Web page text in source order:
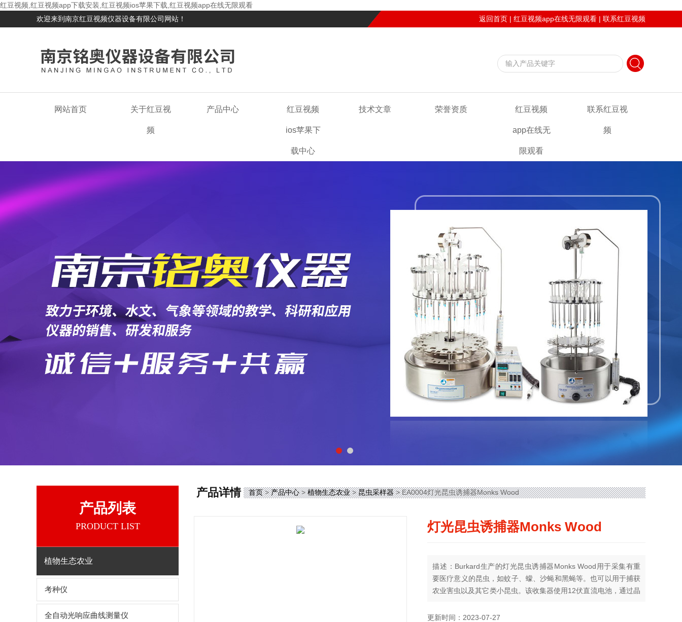
红豆视频,红豆视频app下载安装,红豆视频ios苹果下载,红豆视频app在线无限观看
欢迎来到南京红豆视频仪器设备有限公司网站！
返回首页 | 红豆视频app在线无限观看 | 联系红豆视频
网站首页 关于红豆视
频
产品中心 红豆视频
ios苹果下
载中心
技术文章 荣誉资质 红豆视频
app在线无
限观看
联系红豆视
频
产品列表
PRODUCT LIST
植物生态农业
考种仪
全自动光响应曲线测量仪
产品详情 首页>产品中心>植物生态农业>昆虫采样器> EA0004灯光昆虫诱捕器Monks Wood
灯光昆虫诱捕器Monks Wood
描述：Burkard生产的灯光昆虫诱捕器Monks Wood用于采集有重
要医疗意义的昆虫，如蚊子、蠓、沙蝇和黑蝇等。也可以用于捕获
农业害虫以及其它类小昆虫。该收集器使用12伏直流电池，通过晶
作，也可通过光电电池自动操作。
更新时间：2023-07-27